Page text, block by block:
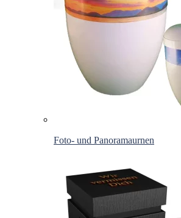
Foto- und Panoramaurnen